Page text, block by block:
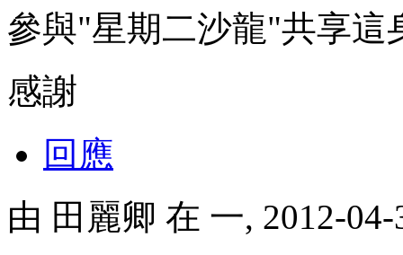
參與"星期二沙龍"共享這
感謝
回應
由 田麗卿 在 一, 2012-